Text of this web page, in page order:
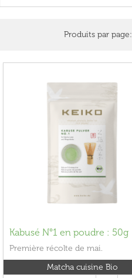
Produits par page:
Kabusé N°1 en poudre : 50g
Première récolte de mai.
Matcha cuisine Bio